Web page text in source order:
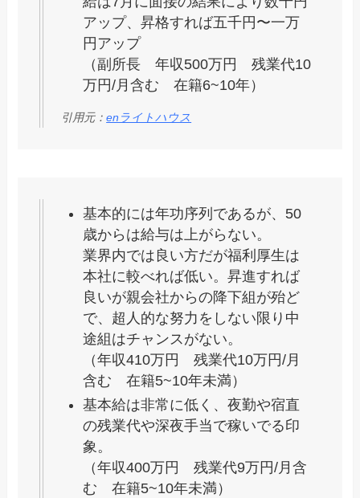
アップ、昇格すれば五千円〜一万
円アップ
（副所長 年収500万円 残業代10
万円/月含む 在籍6~10年）
引用元：enライトハウス
基本的には年功序列であるが、50
歳からは給与は上がらない。
業界内では良い方だが福利厚生は
本社に較べれば低い。昇進すれば
良いが親会社からの降下組が殆ど
で、超人的な努力をしない限り中
途組はチャンスがない。
（年収410万円 残業代10万円/月
含む 在籍5~10年未満）
基本給は非常に低く、夜勤や宿直
の残業代や深夜手当で稼いでる印
象。
（年収400万円 残業代9万円/月含
む 在籍5~10年未満）